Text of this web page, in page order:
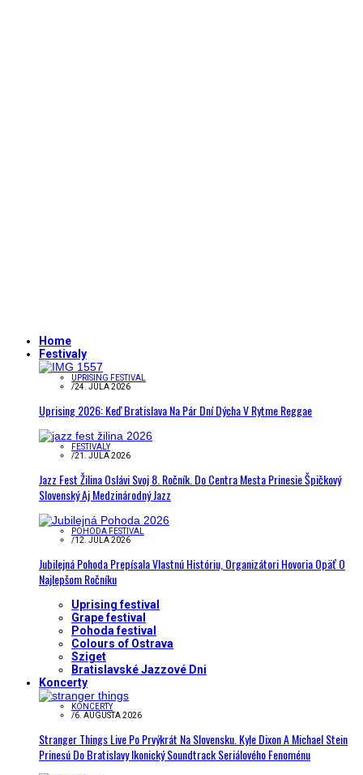
Home
Festivaly
UPRISING FESTIVAL
/24. JÚLA 2026
Uprising 2026: Keď Bratislava Na Pár Dní Dýcha V Rytme Reggae
FESTIVALY
/21. JÚLA 2026
Jazz Fest Žilina Oslávi Svoj 8. Ročník. Do Centra Mesta Prinesie Špičkový
Slovenský Aj Medzinárodný Jazz
POHODA FESTIVAL
/12. JÚLA 2026
Jubilejná Pohoda Prepísala Vlastnú Históriu, Organizátori Hovoria Opäť O
Najlepšom Ročníku
Uprising festival
Grape festival
Pohoda festival
Colours of Ostrava
Sziget
Bratislavské Jazzové Dni
Koncerty
KONCERTY
/6. AUGUSTA 2026
Stranger Things Live Po Prvýkrát Na Slovensku. Kyle Dixon A Michael Stein
Prinesú Do Bratislavy Ikonický Soundtrack Seriálového Fenoménu